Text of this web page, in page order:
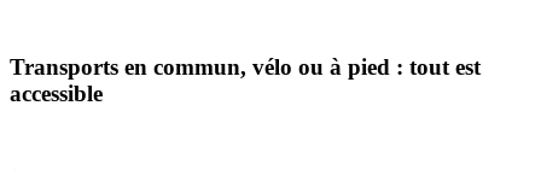
Transports en commun, vélo ou à pied : tout est
accessible